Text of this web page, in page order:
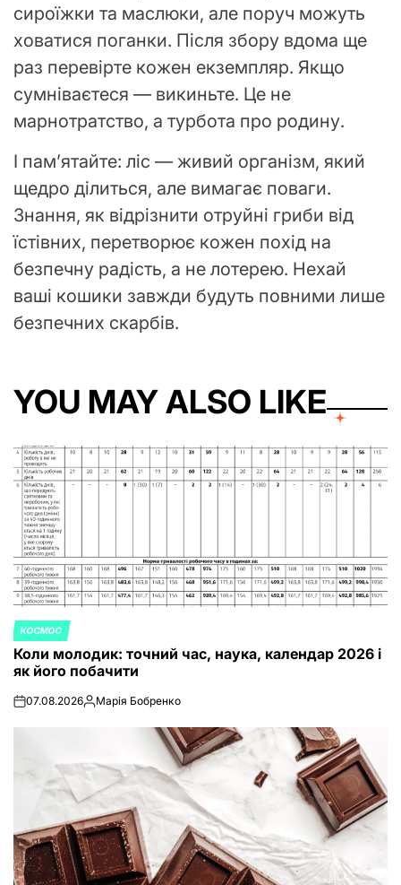
сироїжки та маслюки, але поруч можуть
ховатися поганки. Після збору вдома ще
раз перевірте кожен екземпляр. Якщо
сумніваєтеся — викиньте. Це не
марнотратство, а турбота про родину.
І пам’ятайте: ліс — живий організм, який
щедро ділиться, але вимагає поваги.
Знання, як відрізнити отруйні гриби від
їстівних, перетворює кожен похід на
безпечну радість, а не лотерею. Нехай
ваші кошики завжди будуть повними лише
безпечних скарбів.
YOU MAY ALSO LIKE
POSTED
IN
КОСМОС
Коли молодик: точний час, наука, календар 2026 і
як його побачити
on07.08.2026Posted
Марія Бобренко